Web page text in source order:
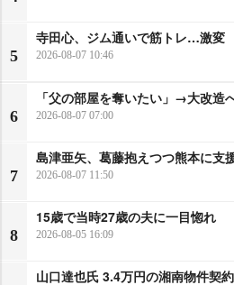
5
寺田心、ジム通いで筋トレ…激変
2026-08-07 10:46
6
「父の部屋を奪いたい」→大改造
2026-08-07 07:00
7
島津亜矢、葛藤抱えつつ熊本に支
2026-08-07 11:50
8
15歳で当時27歳の夫に一目惚れ
2026-08-05 16:09
山口達也氏 3.4万円の湘南物件契約